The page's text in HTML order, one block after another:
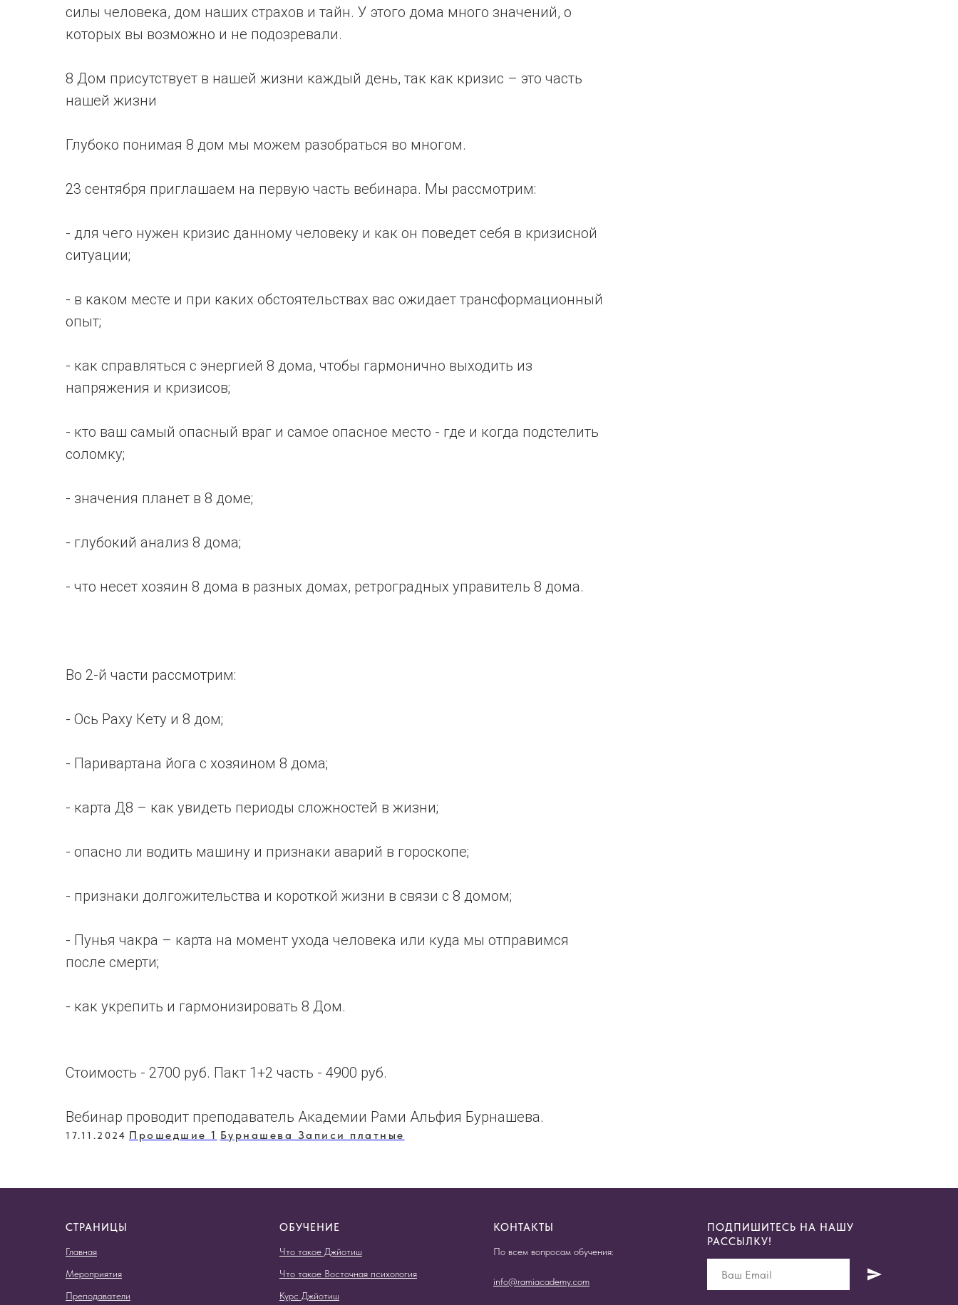
силы человека, дом наших страхов и тайн. У этого дома много значений, о
которых вы возможно и не подозревали.
8 Дом присутствует в нашей жизни каждый день, так как кризис – это часть
нашей жизни
Глубоко понимая 8 дом мы можем разобраться во многом.
23 сентября приглашаем на первую часть вебинара. Мы рассмотрим:
- для чего нужен кризис данному человеку и как он поведет себя в кризисной
ситуации;
- в каком месте и при каких обстоятельствах вас ожидает трансформационный
опыт;
- как справляться с энергией 8 дома, чтобы гармонично выходить из
напряжения и кризисов;
- кто ваш самый опасный враг и самое опасное место - где и когда подстелить
соломку;
- значения планет в 8 доме;
- глубокий анализ 8 дома;
- что несет хозяин 8 дома в разных домах, ретроградных управитель 8 дома.
Во 2-й части рассмотрим:
- Ось Раху Кету и 8 дом;
- Паривартана йога с хозяином 8 дома;
- карта Д8 – как увидеть периоды сложностей в жизни;
- опасно ли водить машину и признаки аварий в гороскопе;
- признаки долгожительства и короткой жизни в связи с 8 домом;
- Пунья чакра – карта на момент ухода человека или куда мы отправимся
после смерти;
- как укрепить и гармонизировать 8 Дом.
Стоимость - 2700 руб. Пакт 1+2 часть - 4900 руб.
Вебинар проводит преподаватель Академии Рами Альфия Бурнашева.
17.11.2024 Прошедшие 1 Бурнашева Записи платные
СТРАНИЦЫ
Главная
Мероприятия
Преподаватели
ОБУЧЕНИЕ
Что такое Джйотиш
Что такое Восточная психология
Курс Джйотиш
КОНТАКТЫ
По всем вопросам обучения:
info@ramiacademy.com
ПОДПИШИТЕСЬ НА НАШУ
РАССЫЛКУ!